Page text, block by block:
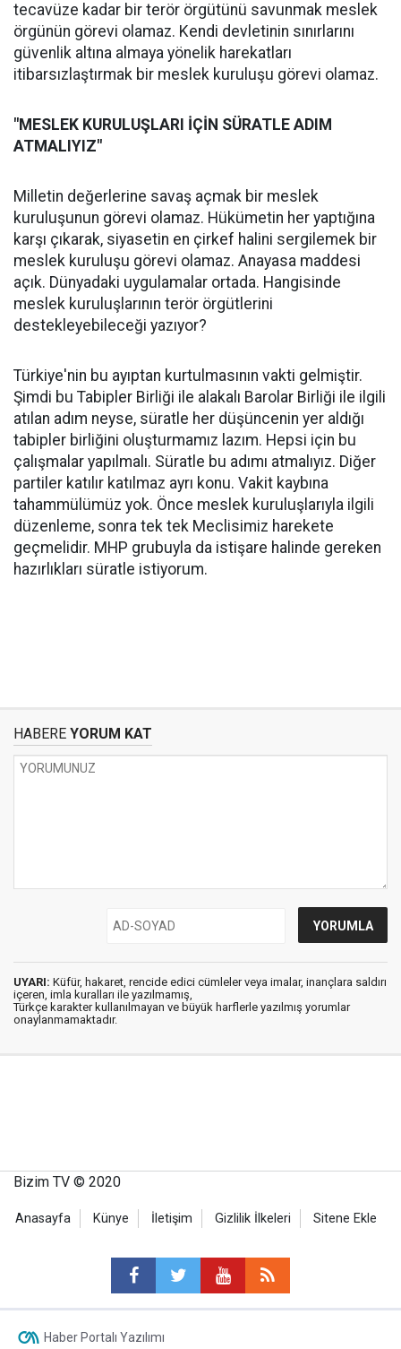
tecavüze kadar bir terör örgütünü savunmak meslek
örgünün görevi olamaz. Kendi devletinin sınırlarını
güvenlik altına almaya yönelik harekatları
itibarsızlaştırmak bir meslek kuruluşu görevi olamaz.
"MESLEK KURULUŞLARI İÇİN SÜRATLE ADIM
ATMALIYIZ"
Milletin değerlerine savaş açmak bir meslek
kuruluşunun görevi olamaz. Hükümetin her yaptığına
karşı çıkarak, siyasetin en çirkef halini sergilemek bir
meslek kuruluşu görevi olamaz. Anayasa maddesi
açık. Dünyadaki uygulamalar ortada. Hangisinde
meslek kuruluşlarının terör örgütlerini
destekleyebileceği yazıyor?
Türkiye'nin bu ayıptan kurtulmasının vakti gelmiştir.
Şimdi bu Tabipler Birliği ile alakalı Barolar Birliği ile ilgili
atılan adım neyse, süratle her düşüncenin yer aldığı
tabipler birliğini oluşturmamız lazım. Hepsi için bu
çalışmalar yapılmalı. Süratle bu adımı atmalıyız. Diğer
partiler katılır katılmaz ayrı konu. Vakit kaybına
tahammülümüz yok. Önce meslek kuruluşlarıyla ilgili
düzenleme, sonra tek tek Meclisimiz harekete
geçmelidir. MHP grubuyla da istişare halinde gereken
hazırlıkları süratle istiyorum.
HABERE YORUM KAT
UYARI: Küfür, hakaret, rencide edici cümleler veya imalar, inançlara saldırı
içeren, imla kuralları ile yazılmamış,
Türkçe karakter kullanılmayan ve büyük harflerle yazılmış yorumlar
onaylanmamaktadır.
Bizim TV © 2020
Anasayfa Künye İletişim Gizlilik İlkeleri Sitene Ekle
Haber Portalı Yazılımı